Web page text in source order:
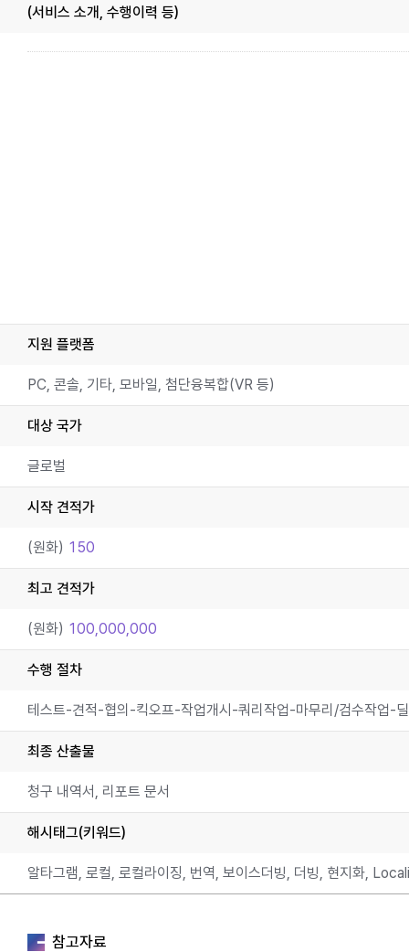
(서비스 소개, 수행이력 등)
지원 플랫폼
PC, 콘솔, 기타, 모바일, 첨단융복합(VR 등)
대상 국가
글로벌
시작 견적가
(원화) 150
최고 견적가
(원화) 100,000,000
수행 절차
테스트-견적-협의-킥오프-작업개시-쿼리작업-마무리/검수작업-
최종 산출물
청구 내역서, 리포트 문서
해시태그(키워드)
알타그램, 로컬, 로컬라이징, 번역, 보이스더빙, 더빙, 현지화,
참고자료